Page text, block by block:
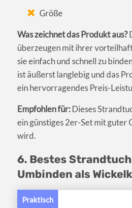
Größe
Was zeichnet das Produkt aus?
überzeugen mit ihrer
sie einfach und schnell zu
ist äußerst langlebig und das
ein hervorragendes Preis-
Empfohlen für:Dieses
ein günstiges 2er-Set mit guter
wird.
6. Bestes
Umbinden als
Praktisch